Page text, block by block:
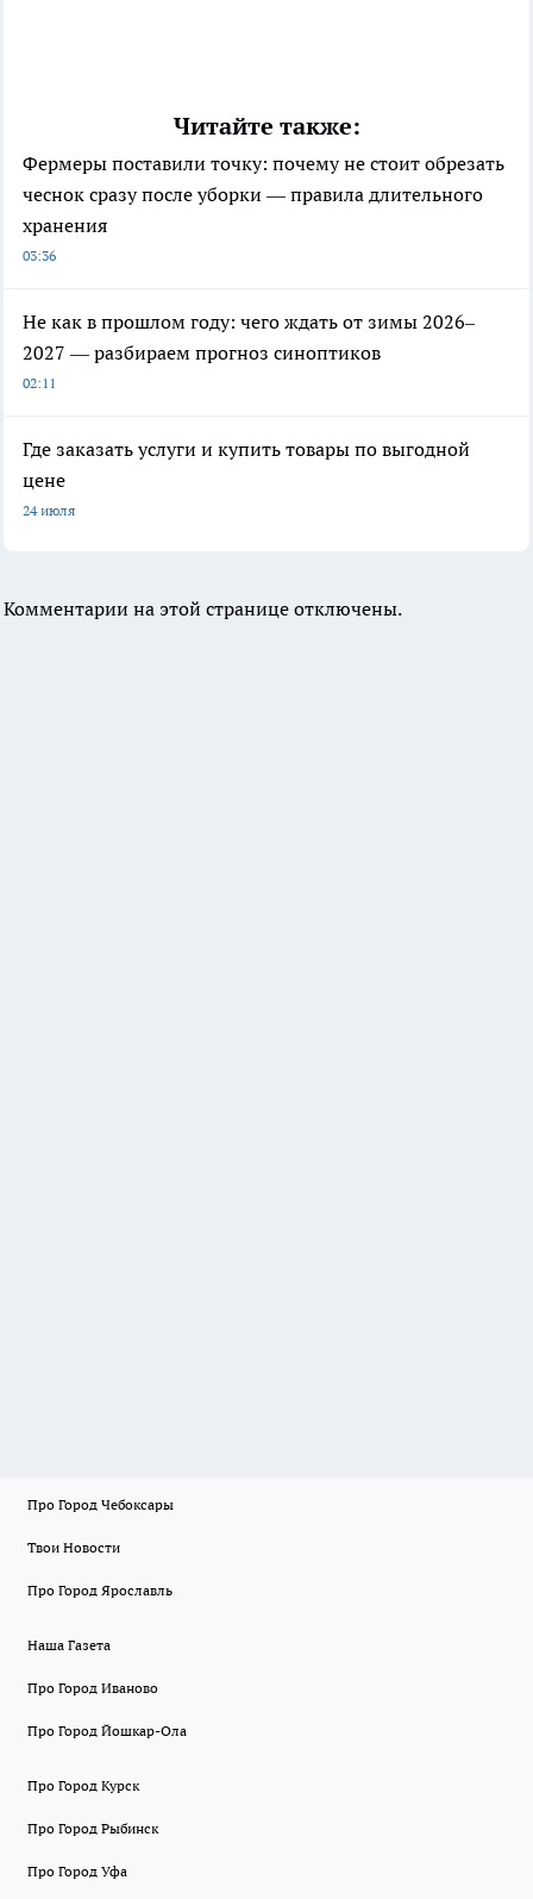
Читайте также:
Фермеры поставили точку: почему не стоит обрезать
чеснок сразу после уборки — правила длительного
хранения
03:36
Не как в прошлом году: чего ждать от зимы 2026–
2027 — разбираем прогноз синоптиков
02:11
Где заказать услуги и купить товары по выгодной
цене
24 июля
Комментарии на этой странице отключены.
Про Город Чебоксары
Твои Новости
Про Город Ярославль
Наша Газета
Про Город Иваново
Про Город Йошкар-Ола
Про Город Курск
Про Город Рыбинск
Про Город Уфа